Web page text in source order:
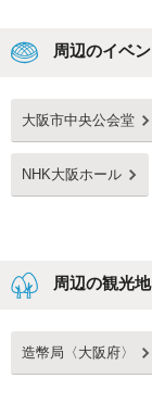
周辺のイベ
大阪市中央公会堂
NHK大阪ホール
周辺の観光地
造幣局〈大阪府〉